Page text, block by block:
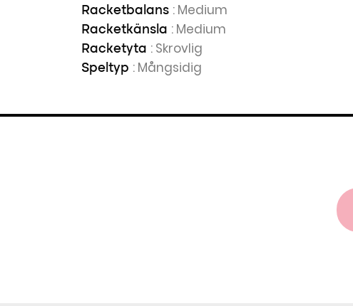
Racketbalans : Medium
Racketkänsla : Medium
Racketyta : Skrovlig
Speltyp : Mångsidig